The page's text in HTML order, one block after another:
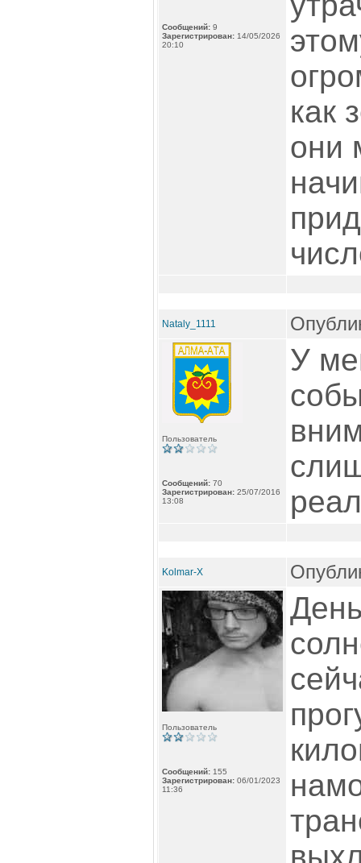
Сообщений: 9
Зарегистрирован: 14/05/2026
20:10
как
они
Nataly_1111
Пользователь
Сообщений: 70
Зарегистрирован: 25/07/2016
13:08
У
Kolmar-X
Пользователь
Сообщений: 155
Зарегистрирован: 06/01/2023
11:36